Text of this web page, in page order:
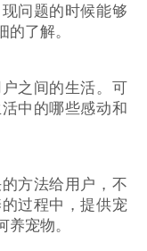
问题的时候能够
了解。
之间的生活。可
中的哪些感动和
方法给用户，不
过程中，提供宠
宠物。